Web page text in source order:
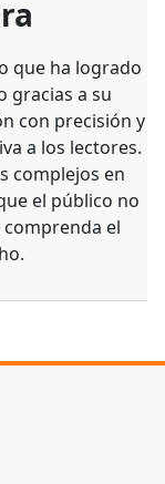
que ha logrado
gracias a su
con precisión y
a los lectores.
complejos en
el público no
el